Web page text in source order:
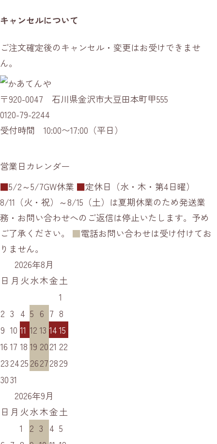
キャンセルについて
ご注文確定後のキャンセル・変更はお受けできませ
ん。
〒920-0047 石川県金沢市大豆田本町甲555
0120-79-2244
受付時間 10:00〜17:00（平日）
営業日カレンダー
■5/2～5/7GW休業 ■定休日（水・木・第4日曜）
8/11（火・祝）～8/15（土）は夏期休業のため発送業
務・お問い合わせへのご返信は停止いたします。予め
ご了承ください。 ■電話お問い合わせは受け付けてお
りません。
2026年8月
日 月 火水木金土
1
2 3 4 5 6 7 8
9 10 11 12 13 1415
16 17 18 19 2021 22
23242526272829
3031
2026年9月
日 月 火水木金土
1
2 3 4 5